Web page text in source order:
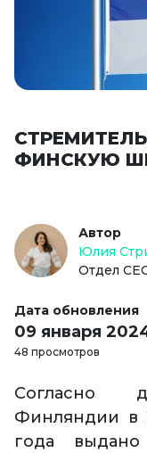
ФИНСКУЮ
Автор
Юлия
Отдел
Дата обновления
09 января
48 просмотров
Согласно
Финляндии в
года